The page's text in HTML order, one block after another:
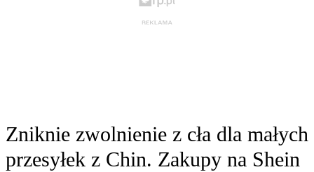
Zniknie zwolnienie z cła dla małych
przesyłek z Chin. Zakupy na Shein